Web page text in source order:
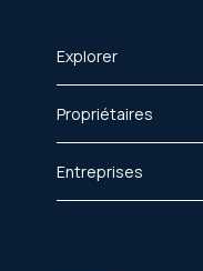
Explorer
Propriétaires
Entreprises